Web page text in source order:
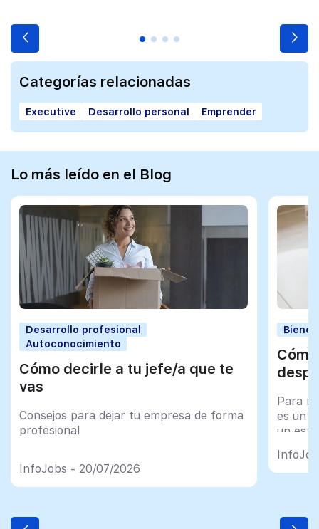
Categorías relacionadas
Executive Desarrollo personal Emprender
Lo más leído en el Blog
Desarrollo profesional
Autoconocimiento
Cómo decirle a tu jefe/a que te
vas
Consejos para dejar tu empresa de forma
profesional
InfoJobs - 20/07/2026
Para
es un
un